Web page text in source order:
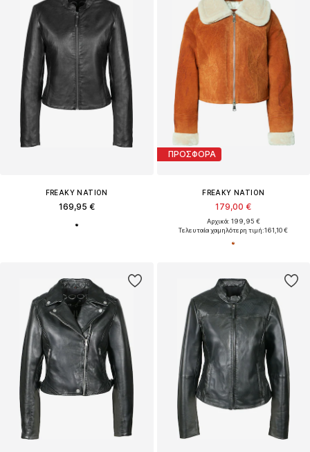
FREAKY NATION
169,95 €
ΠΡΟΣΦΟΡΑ
FREAKY NATION
179,00 €
Αρχικά: 199,95 €
Τελευταία χαμηλότερη τιμή:161,10 €